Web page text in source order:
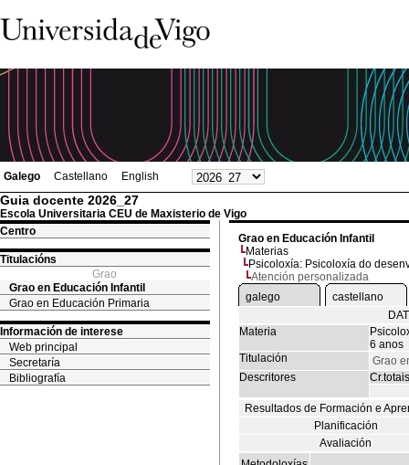
Galego Castellano English
Guia docente 2026_27
Escola Universitaria CEU de Maxisterio de Vigo
Centro
Titulacións
Grao
Grao en Educación Infantil
Grao en Educación Primaria
Información de interese
Web principal
Secretaría
Bibliografía
Grao en Educación Infantil
Materias
Psicoloxía: Psicoloxía do
Atención personalizada
galego
castellano
Materia
6 anos
Titulación
Grao
Descritores
Cr.totais
Resultados de Formación e
Planificación
Avaliación